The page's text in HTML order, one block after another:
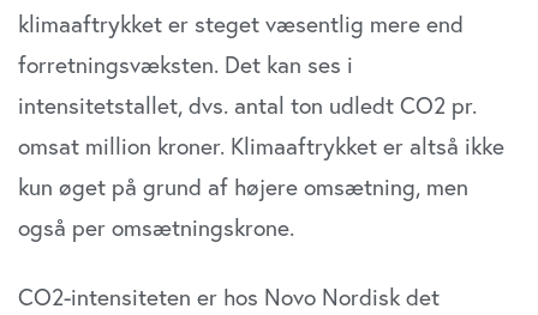
Vi bruger cookies til at tilpasse vores indhold og
annoncer, til at vise dig funktioner til sociale medier og til
at analysere vores trafik. Vi deler også oplysninger om
din brug af vores website med vores partnere inden for
sociale medier, annonceringspartnere og
data med andre oplysninger, du har givet dem, eller som
de har indsamlet fra din brug af deres tjenester. Du
anvende vores hjemmeside.
klimaaftrykket er steget væsentlig mere end
forretningsvæksten. Det kan ses i
intensitetstallet, dvs. antal ton udledt CO2 pr.
omsat million kroner. Klimaaftrykket er altså ikke
kun øget på grund af højere omsætning, men
også per omsætningskrone.
CO2-intensiteten er hos Novo Nordisk det